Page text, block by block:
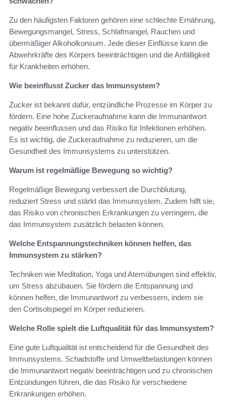
Zu den häufigsten Faktoren gehören eine schlechte Ernährung,
Bewegungsmangel, Stress, Schlafmangel, Rauchen und
übermäßiger Alkoholkonsum. Jede dieser Einflüsse kann die
Abwehrkräfte des Körpers beeinträchtigen und die Anfälligkeit
für Krankheiten erhöhen.
Wie beeinflusst Zucker das Immunsystem?
Zucker ist bekannt dafür, entzündliche Prozesse im Körper zu
fördern. Eine hohe Zuckeraufnahme kann die Immunantwort
negativ beeinflussen und das Risiko für Infektionen erhöhen.
Es ist wichtig, die Zuckeraufnahme zu reduzieren, um die
Gesundheit des Immunsystems zu unterstützen.
Warum ist regelmäßige Bewegung so wichtig?
Regelmäßige Bewegung verbessert die Durchblutung,
reduziert Stress und stärkt das Immunsystem. Zudem hilft sie,
das Risiko von chronischen Erkrankungen zu verringern, die
das Immunsystem zusätzlich belasten können.
Welche Entspannungstechniken können helfen, das
Immunsystem zu stärken?
Techniken wie Meditation, Yoga und Atemübungen sind effektiv,
um Stress abzubauen. Sie fördern die Entspannung und
können helfen, die Immunantwort zu verbessern, indem sie
den Cortisolspiegel im Körper reduzieren.
Welche Rolle spielt die Luftqualität für das Immunsystem?
Eine gute Luftqualität ist entscheidend für die Gesundheit des
Immunsystems. Schadstoffe und Umweltbelastungen können
die Immunantwort negativ beeinträchtigen und zu chronischen
Entzündungen führen, die das Risiko für verschiedene
Erkrankungen erhöhen.